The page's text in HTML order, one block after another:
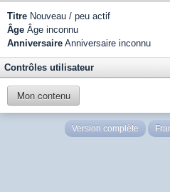
Titre Nouveau / peu actif
Âge Âge inconnu
Anniversaire Anniversaire inconnu
Contrôles utilisateur
Mon contenu
Version complète